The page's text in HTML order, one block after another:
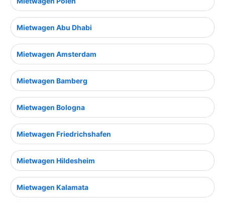
Mietwagen Abu Dhabi
Mietwagen Amsterdam
Mietwagen Bamberg
Mietwagen Bologna
Mietwagen Friedrichshafen
Mietwagen Hildesheim
Mietwagen Kalamata